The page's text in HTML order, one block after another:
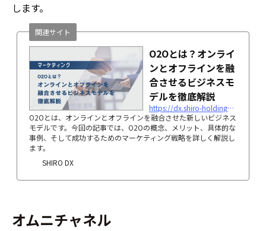
します。
O2Oとは？オンライ
ンとオフラインを融
合させるビジネスモ
デルを徹底解説
https://dx.shiro-holdings.co.jp/p5798/
O2Oとは、オンラインとオフラインを融合させた新しいビジネス
モデルです。今回の記事では、O2Oの概念、メリット、具体的な
事例、そして成功するためのマーケティング戦略を詳しく解説し
ます。
SHIRO DX
関連サイト
オムニチャネル